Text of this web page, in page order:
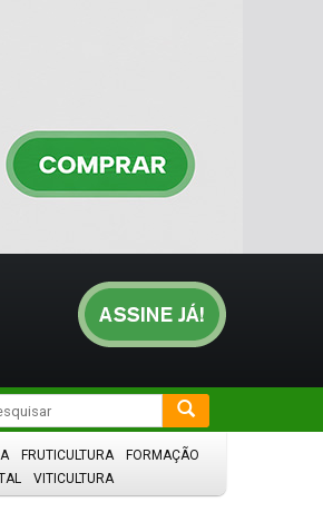
FRUTICULTURA
FORMAÇÃO
VITICULTURA